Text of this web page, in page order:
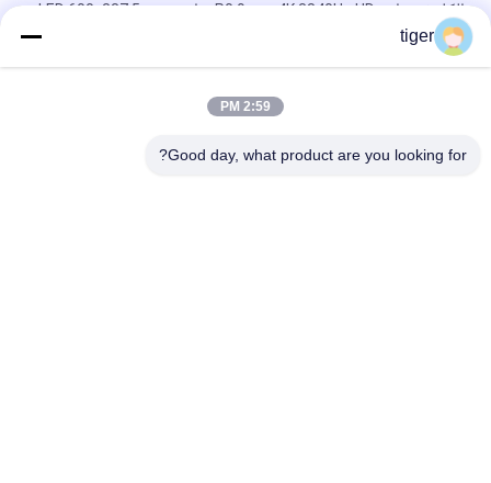
الكل في واحد P0.9mm 4K 3840Hz HD شاشة LED 600x337.5mm
خزانة
شاشة LED داخلية P0.9mm ذات درجة البكسل الدقيقة ، لوحة LED
tiger
2:59 PM
Good day, what product are you looking for?